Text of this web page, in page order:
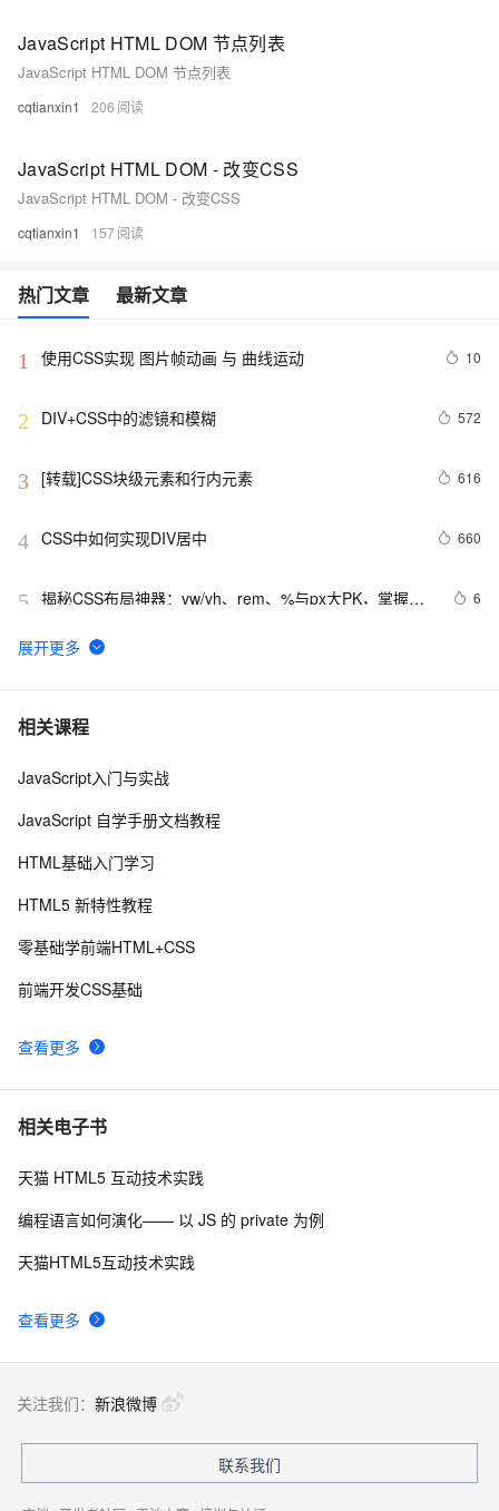
JavaScript HTML DOM 节点列表
JavaScript HTML DOM 节点列表
cqtianxin1 206
JavaScript HTML DOM - 改变CSS
JavaScript HTML DOM - 改变CSS
cqtianxin1 157
热门文章 最新文章
1 使用CSS实现 图片帧动画 与 曲线运动 10
2 DIV+CSS中的滤镜和模糊 572
3 [转载]CSS块级元素和行内元素 616
4 CSS中如何实现DIV居中 660
5 揭秘CSS布局神器：vw/vh、rem、%与px大PK，掌握它
6
6 CSS Content 属性妙用
7 CSS重构：样式表性能调优
8 网页标准化:CSS代码缩写精简实例
10css3 Gradients 线性渐变
相关课程
查看更多
JavaScript入门与实战
JavaScript 自学手册文档教程
HTML基础入门学习
HTML5 新特性教程
零基础学前端HTML+CSS
前端开发CSS基础
相关电子书
查看更多
天猫 HTML5 互动技术实践
编程语言如何演化—— 以 JS 的 private 为例
天猫HTML5互动技术实践
关注我们： 新浪微博
联系我们